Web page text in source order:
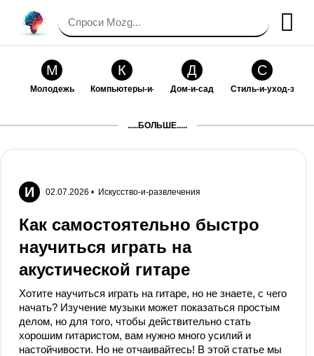
М
Молодежь
К
Компьютеры-и-электроника
Д
Дом-и-сад
С
Стиль-и-уход-за-
Философия-и-религия
Искусство-и-развлеченияВзаимоотношения Здоровье Кулинария-и-
Ф
Финансы-и-бизнес
П
Питомцы-и-животные
О
Образование
.....БОЛЬШЕ.....
И 02.07.2026 • Искусство-и-развлечения
Как самостоятельно быстро
научиться играть на
акустической гитаре
Хотите научиться играть на гитаре, но не знаете, с чего
начать? Изучение музыки может показаться простым
делом, но для того, чтобы действительно стать
хорошим гитаристом, вам нужно много усилий и
настойчивости. Но не отчаивайтесь! В этой статье мы